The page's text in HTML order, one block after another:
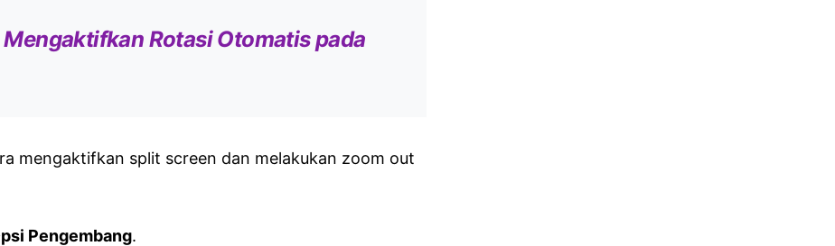
Mengaktifkan Rotasi Otomatis pada
mengaktifkan split screen dan melakukan zoom out
Pengembang.